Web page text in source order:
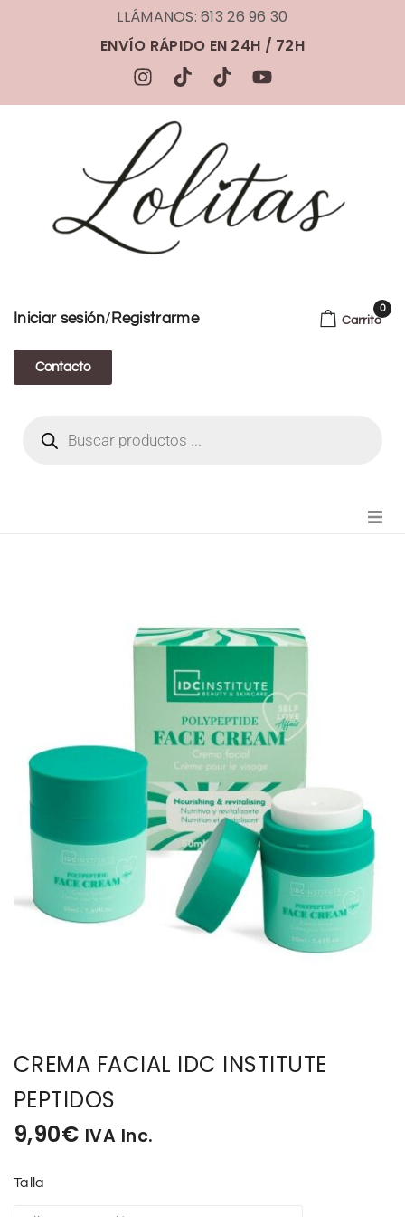
LLÁMANOS: 613 26 96 30
ENVÍO RÁPIDO EN 24H / 72H
Iniciar sesión/ Registrarme
Contacto
Carrito
0
BEAUTY
PERFUMES
BISUTERIA
BOLSOS Y MONEDEROS
CALZADO
CREMA FACIAL IDC INSTITUTE
PEPTIDOS
9,90€ IVA Inc.
Talla